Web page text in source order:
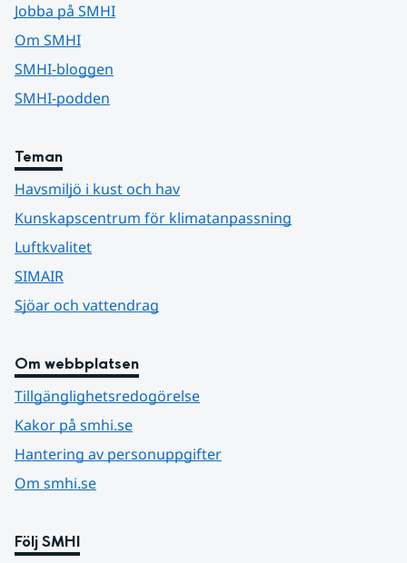
Jobba på SMHI
Om SMHI
SMHI-bloggen
SMHI-podden
Teman
Havsmiljö i kust och hav
Kunskapscentrum för klimatanpassning
Luftkvalitet
SIMAIR
Sjöar och vattendrag
Om webbplatsen
Tillgänglighetsredogörelse
Kakor på smhi.se
Hantering av personuppgifter
Om smhi.se
Följ SMHI